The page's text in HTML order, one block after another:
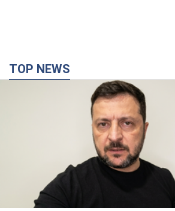
TOP NEWS